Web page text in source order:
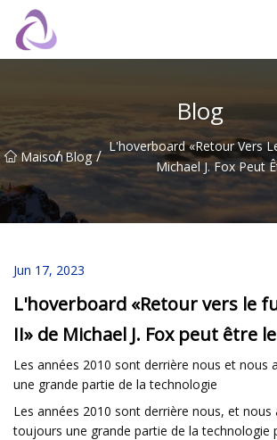
Blog
Maison
/ Blog / L'hoverboard «Retour Vers
Michael J. Fox Peut
Jun 17, 2023
L'hoverboard «Retour vers le
II» de Michael J. Fox peut être
Les années 2010 sont derrière nous et nous
une grande partie de la technologie
Les années 2010 sont derrière nous, et nous
toujours une grande partie de la technologie